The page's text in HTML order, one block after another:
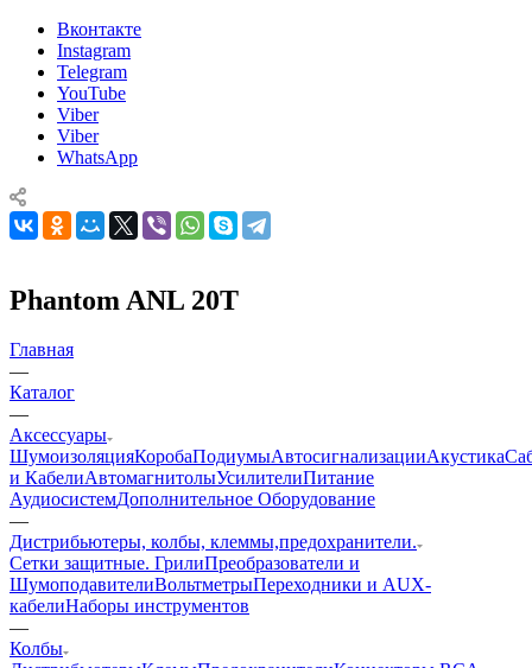
Вконтакте
Instagram
Telegram
YouTube
Viber
Viber
WhatsApp
Phantom ANL 20T
Главная
—
Каталог
—
Аксессуары
ШумоизоляцияКоробаПодиумыАвтосигнализацииАкустика
и КабелиАвтомагнитолыУсилителиПитание
АудиосистемДополнительное Оборудование
—
Дистрибьютеры, колбы, клеммы,предохранители.
Сетки защитные. ГрилиПреобразователи и
ШумоподавителиВольтметрыПереходники и AUX-
кабелиНаборы инструментов
—
Колбы